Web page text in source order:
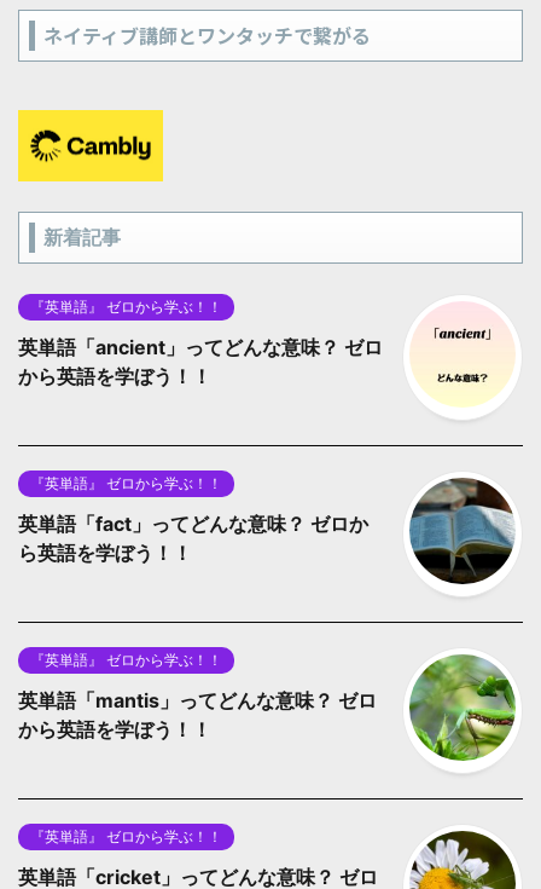
ネイティブ講師とワンタッチで繋がる
新着記事
『英単語』 ゼロから学ぶ！！
英単語「ancient」ってどんな意味？ ゼロ
から英語を学ぼう！！
『英単語』 ゼロから学ぶ！！
英単語「fact」ってどんな意味？ ゼロか
ら英語を学ぼう！！
『英単語』 ゼロから学ぶ！！
英単語「mantis」ってどんな意味？ ゼロ
から英語を学ぼう！！
『英単語』 ゼロから学ぶ！！
英単語「cricket」ってどんな意味？ ゼロ